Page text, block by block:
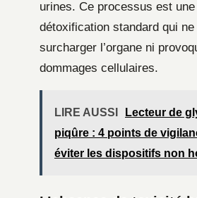
urines. Ce processus est
détoxification standard qui
surcharger l’organe ni
dommages cellulaires.
LIRE AUSSI
Lecteur de
piqûre : 4 points de
éviter les dispositifs non